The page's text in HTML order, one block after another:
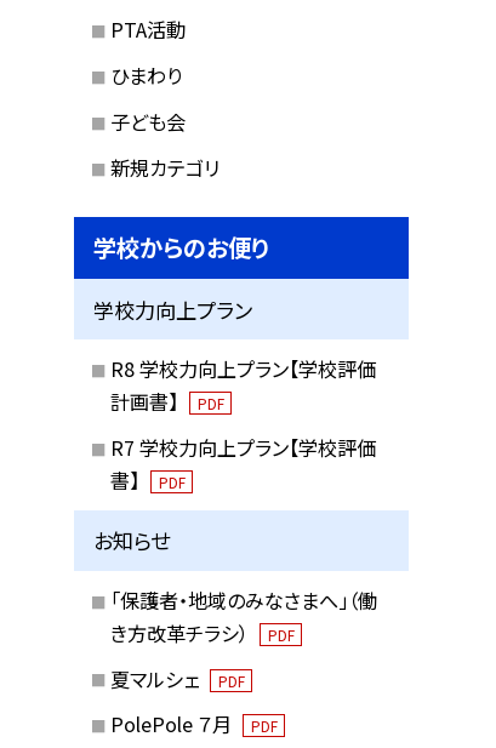
PTA活動
ひまわり
子ども会
新規カテゴリ
学校からのお便り
学校力向上プラン
R8 学校力向上プラン【学校評価
計画書】
PDF
R7 学校力向上プラン【学校評価
書】
PDF
お知らせ
「保護者・地域のみなさまへ」（働
き方改革チラシ）
PDF
夏マルシェ PDF
PolePole ７月 PDF